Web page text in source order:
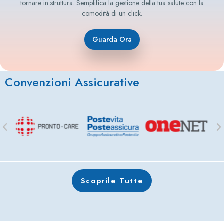
tornare in struttura. Semplifica la gestione della tua salute con la
comodità di un click.
Guarda Ora
Convenzioni Assicurative
Scoprile Tutte